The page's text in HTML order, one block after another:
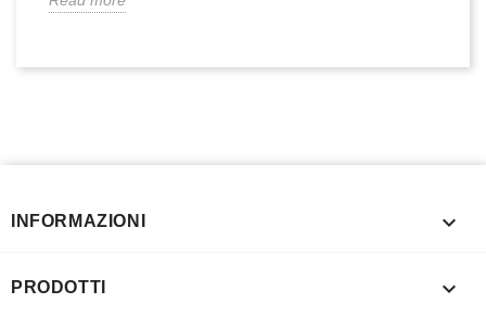
INFORMAZIONI 
PRODOTTI 